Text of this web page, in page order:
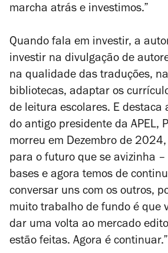
marcha atrás e investimos.”
Quando fala em investir, a
investir na divulgação de
na qualidade das traduções,
bibliotecas, adaptar os
de leitura escolares. E destaca
do antigo presidente da APEL,
morreu em Dezembro de
para o futuro que se avizinha –
bases e agora temos de
conversar uns com os outros,
muito trabalho de fundo é que
dar uma volta ao mercado
estão feitas. Agora é continuar.”